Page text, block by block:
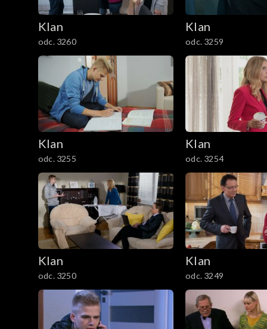
1301–1400
1101–1200
1001–1100
901–1000
801–900
701–800
601–700
501–600
401–500
301–400
Klan
odc. 3260
Klan
odc. 3259
Klan
odc. 3255
Klan
odc. 3254
Klan
odc. 3250
Klan
odc. 3249